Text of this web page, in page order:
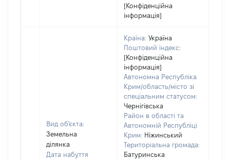
[Конфіденційна
інформація]
Вид об'єкта:
Земельна
ділянка
Дата набуття
Країна: Україна
Поштовий індекс:
[Конфіденційна
інформація]
Автономна Республіка
Крим/область/місто зі
спеціальним статусом:
Чернігівська
Район в області та
Автономній Республіці
Крим: Ніжинський
Територіальна громада:
Батуринська